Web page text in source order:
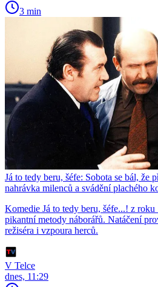
3 min
Já to tedy beru, šéfe: Sobota se bál, že
nahrávka milenců a svádění plachého
Komedie Já to tedy beru, šéfe...! z
pikantní metody náborářů. Natáčení
režiséra i vzpoura herců.
V Telce
dnes, 11:29